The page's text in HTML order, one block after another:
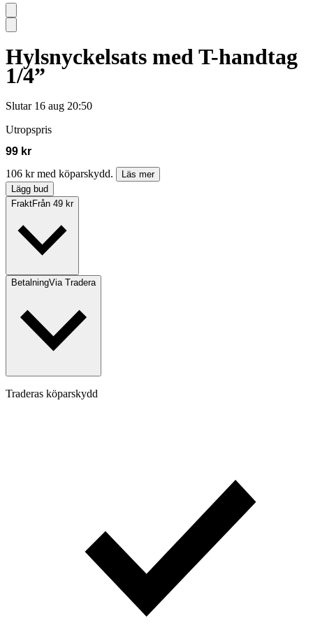
Hylsnyckelsats med T-handtag
1/4”
Slutar 16 aug 20:50
Utropspris
99 kr
106 kr med köparskydd.
Läs mer
Lägg bud
FraktFrån 49 kr
BetalningVia Tradera
Traderas köparskydd